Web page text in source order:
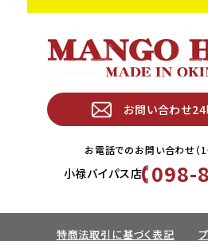
お問い合わせ
お電話でのお問い合わせ（
小禄バイパス店 098-
特商法取引に基づく表記